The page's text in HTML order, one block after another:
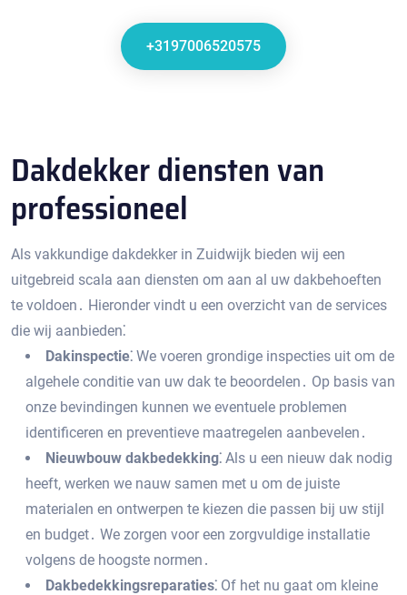
+3197006520575
Dakdekker diensten van
professioneel
Als vakkundige dakdekker in Zuidwijk bieden wij een
uitgebreid scala aan diensten om aan al uw dakbehoeften
te voldoen․ Hieronder vindt u een overzicht van de services
die wij aanbieden⁚
Dakinspectie⁚ We voeren grondige inspecties uit om de
algehele conditie van uw dak te beoordelen․ Op basis van
onze bevindingen kunnen we eventuele problemen
identificeren en preventieve maatregelen aanbevelen․
Nieuwbouw dakbedekking⁚ Als u een nieuw dak nodig
heeft‚ werken we nauw samen met u om de juiste
materialen en ontwerpen te kiezen die passen bij uw stijl
en budget․ We zorgen voor een zorgvuldige installatie
volgens de hoogste normen․
Dakbedekkingsreparaties⁚ Of het nu gaat om kleine